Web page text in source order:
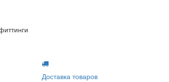
Доставка товаров